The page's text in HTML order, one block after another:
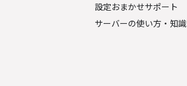
設定おまかせサポート
サーバーの使い方・知識